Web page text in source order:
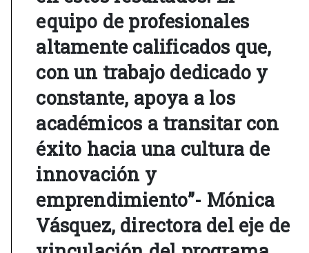
equipo de profesionales
altamente calificados que,
con un trabajo dedicado y
constante, apoya a los
académicos a transitar con
éxito hacia una cultura de
innovación y
emprendimiento”- Mónica
Vásquez, directora del eje de